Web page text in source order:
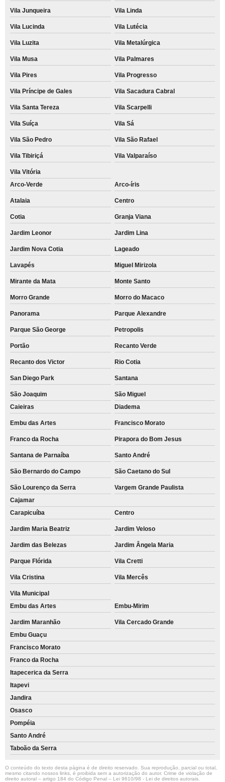
Vila Junqueira Vila Linda
Vila Lucinda Vila Lutécia
Vila Luzita Vila Metalúrgica
Vila Musa Vila Palmares
Vila Pires Vila Progresso
Vila Príncipe de Gales Vila Sacadura Cabral
Vila Santa Tereza Vila Scarpelli
Vila Suíça Vila Sá
Vila São Pedro Vila São Rafael
Vila Tibiriçá Vila Valparaíso
Vila Vitória
Arco-Verde
Arco-íris
Atalaia Centro
Cotia Granja Viana
Jardim Leonor Jardim Lina
Jardim Nova Cotia Lageado
Lavapés Miguel Mirizola
Mirante da Mata Monte Santo
Morro Grande Morro do Macaco
Panorama Parque Alexandre
Parque São George Petropolis
Portão Recanto Verde
Recanto dos Victor Rio Cotia
San Diego Park Santana
São Joaquim
São Miguel
Caieiras
Diadema
Embu das Artes Francisco Morato
Franco da Rocha Pirapora do Bom Jesus
Santana de Parnaíba Santo André
São Bernardo do Campo São Caetano do Sul
São Lourenço da Serra
Vargem Grande Paulista
Cajamar
Carapicuíba
Centro
Jardim Maria Beatriz Jardim Veloso
Jardim das Belezas Jardim Ângela Maria
Parque Flórida Vila Cretti
Vila Cristina Vila Mercês
Vila Municipal
Embu das Artes
Embu-Mirim
Jardim Maranhão
Vila Cercado Grande
Embu Guaçu
Francisco Morato
Franco da Rocha
Itapecerica da Serra
Itapevi
Jandira
Osasco
Pompéia
Santo André
Taboão da Serra
O conteúdo do texto desta página é de direito reservado. Sua reprodução, parcial ou total,
mesmo citando nossos links, é proibida sem a autorização do autor. Crime de violação de
direito autoral – artigo 184 do Código Penal – Lei 9610/98 - Lei de direitos autorais